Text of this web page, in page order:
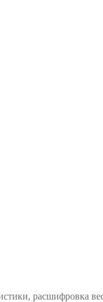
расшифровка